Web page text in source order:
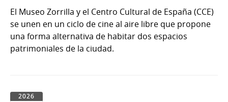
El Museo Zorrilla y el Centro Cultural de España (CCE)
se unen en un ciclo de cine al aire libre que propone
una forma alternativa de habitar dos espacios
patrimoniales de la ciudad.
2026